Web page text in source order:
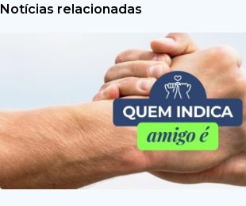
Notícias relacionadas